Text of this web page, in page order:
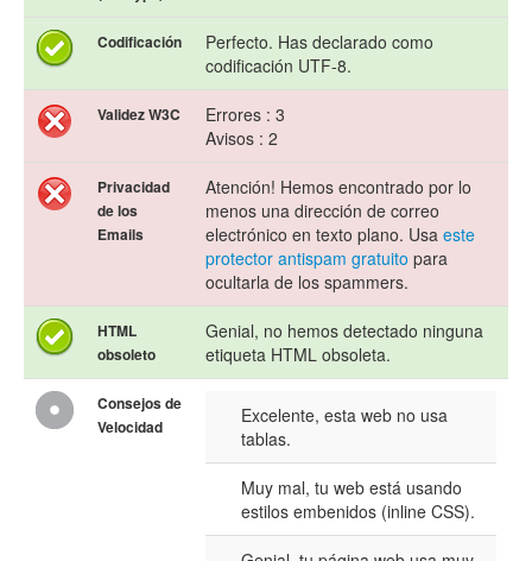
Codificación
Perfecto. Has declarado como
codificación UTF-8.
Validez W3C
Errores : 3
Avisos : 2
Privacidad
de los
Emails
Atención! Hemos encontrado por lo
menos una dirección de correo
electrónico en texto plano. Usa este
protector antispam gratuito para
ocultarla de los spammers.
HTML
obsoleto
Genial, no hemos detectado ninguna
etiqueta HTML obsoleta.
Consejos de
Velocidad
Excelente, esta web no usa
tablas.
Muy mal, tu web está usando
estilos embenidos (inline CSS).